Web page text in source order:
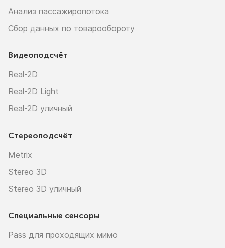
Анализ пассажиропотока
Сбор данных по товарообороту
Видеоподсчёт
Real-2D
Real-2D Light
Real-2D уличный
Стереоподсчёт
Metrix
Stereo 3D
Stereo 3D уличный
Специальные сенсоры
Pass для проходящих мимо